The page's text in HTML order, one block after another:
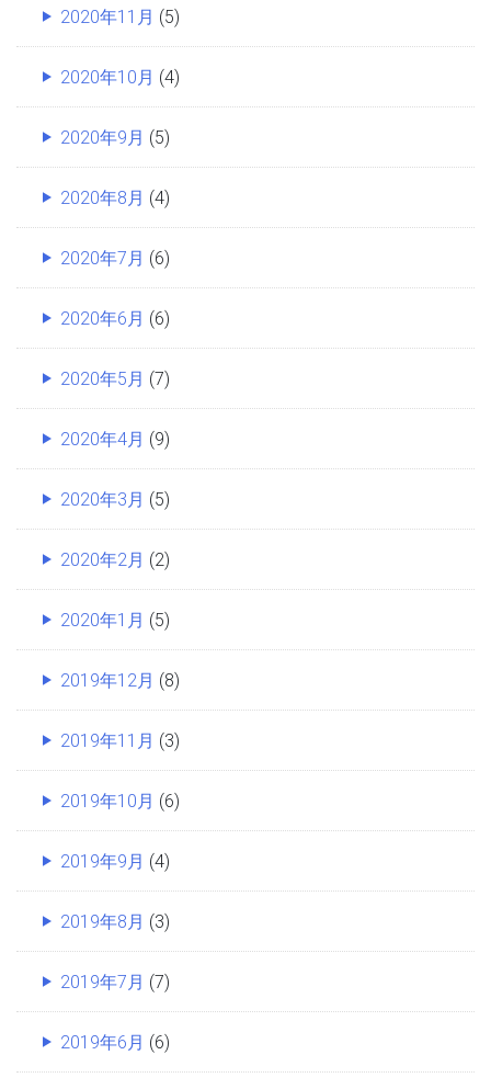
2020年11月 (5)
2020年10月 (4)
2020年9月 (5)
2020年8月 (4)
2020年7月 (6)
2020年6月 (6)
2020年5月 (7)
2020年4月 (9)
2020年3月 (5)
2020年2月 (2)
2020年1月 (5)
2019年12月 (8)
2019年11月 (3)
2019年10月 (6)
2019年9月 (4)
2019年8月 (3)
2019年7月 (7)
2019年6月 (6)